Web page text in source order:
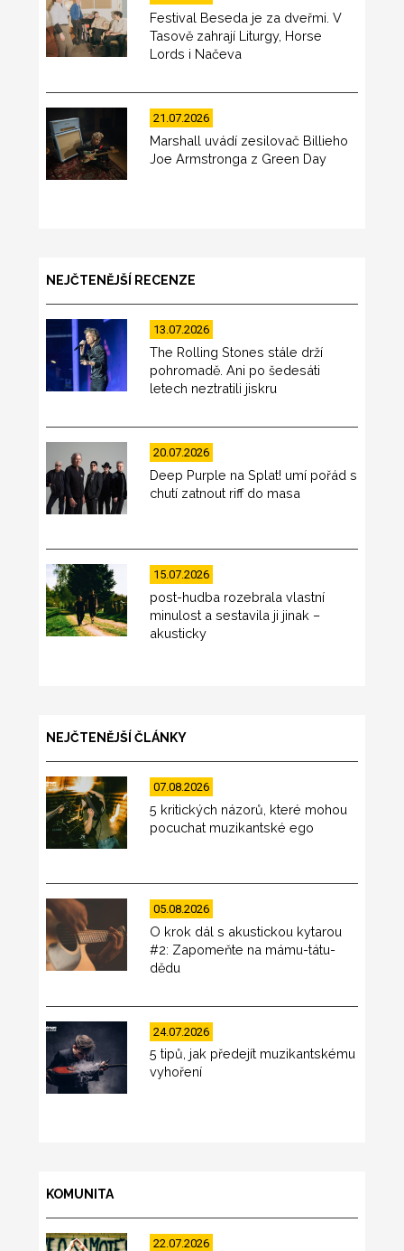
Festival Beseda je za dveřmi. V
Tasově zahrají Liturgy, Horse
Lords i Načeva
21.07.2026
Marshall uvádí zesilovač Billieho
Joe Armstronga z Green Day
NEJČTENĚJŠÍ RECENZE
13.07.2026
The Rolling Stones stále drží
pohromadě. Ani po šedesáti
letech neztratili jiskru
20.07.2026
Deep Purple na Splat! umí pořád s
chutí zatnout riff do masa
15.07.2026
post-hudba rozebrala vlastní
minulost a sestavila ji jinak –
akusticky
NEJČTENĚJŠÍ ČLÁNKY
07.08.2026
5 kritických názorů, které mohou
pocuchat muzikantské ego
05.08.2026
O krok dál s akustickou kytarou
#2: Zapomeňte na mámu-tátu-
dědu
24.07.2026
5 tipů, jak předejít muzikantskému
vyhoření
KOMUNITA
22.07.2026